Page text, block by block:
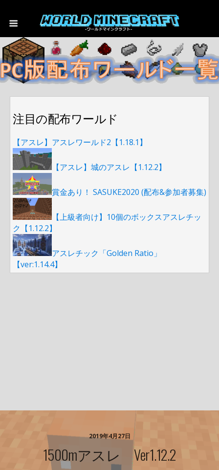
注目の配布ワールド
【アスレ】アスレワールド2【1.18.1】
【アスレ】城のアスレ【1.12.2】
賞金あり！ SASUKE2020 (配布&参加者募集)
【上級者向け】10個のボックスアスレチッ
ク【1.12.2】
アスレチック「Golden Ratio」
【ver:1.14.4】
2019年4月27日
1500mアスレ Ver1.12.2